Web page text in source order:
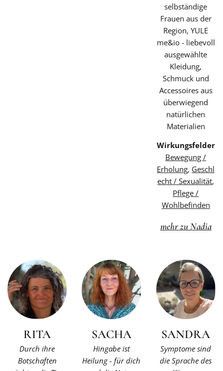
selbständige
Frauen aus der
Region, YULE
me&io - liebevoll
ausgewählte
Kleidung,
Schmuck und
Accessoires aus
überwiegend
natürlichen
Materialien
Wirkungsfelder
Bewegung /
Erholung, Geschl
echt / Sexualität,
Pflege /
Wohlbefinden
mehr zu Nadia
RITA
Durch ihre
Botschaften
SACHA
Hingabe ist
Heilung - für dich
SANDRA
Symptome sind
die Sprache des